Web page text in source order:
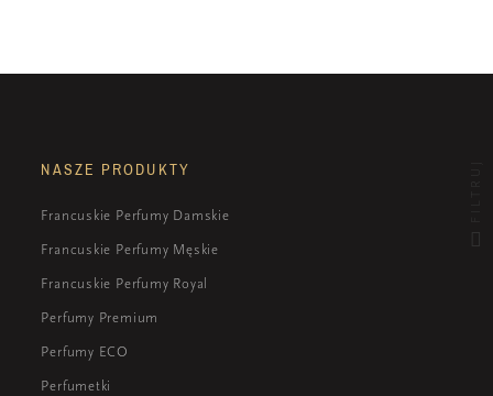
NASZE PRODUKTY
Francuskie Perfumy Damskie
Francuskie Perfumy Męskie
Francuskie Perfumy Royal
Perfumy Premium
Perfumy ECO
Perfumetki